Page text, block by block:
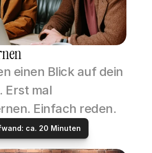
einen Blick auf dein
Erst mal
Einfach reden.
ca. 20 Minuten